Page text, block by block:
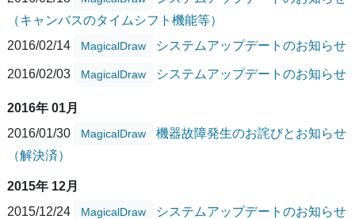
（キャンバスのタイムシフト機能等）
2016/02/14
MagicalDraw システムアップデートのお知らせ
2016/02/03 MagicalDraw システムアップデートのお知らせ
2016年 01月
2016/01/30
MagicalDraw
機器故障発生のお詫びとお知らせ
（解決済）
2015年 12月
2015/12/24
MagicalDraw システムアップデートのお知らせ